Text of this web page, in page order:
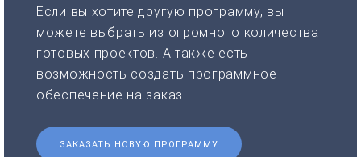
Если вы хотите другую программу, вы
можете выбрать из огромного количества
готовых проектов. А также есть
возможность создать программное
обеспечение на заказ.
ЗАКАЗАТЬ НОВУЮ ПРОГРАММУ